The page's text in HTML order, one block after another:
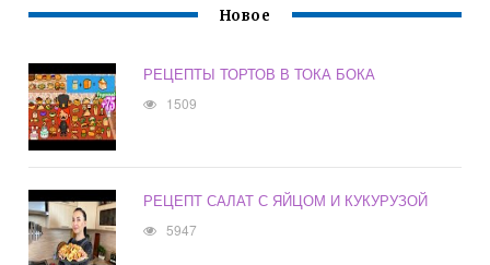
Новое
РЕЦЕПТЫ ТОРТОВ В ТОКА БОКА
1509
РЕЦЕПТ САЛАТ С ЯЙЦОМ И КУКУРУЗОЙ
5947